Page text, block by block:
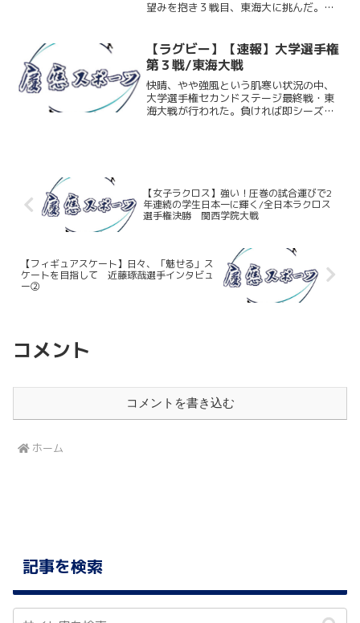
望みを抱き３戦目、東海大に挑んだ。序
勢いにのまれ、なかなか敵陣に入り込め
ない。それでも気迫のディ...
【ラグビー】【速報】大学選手権
第３戦/東海大戦
快晴、やや強風という肌寒い状況の中、
大学選手権セカンドステージ最終戦・東
海大戦が行われた。負ければ即シーズン
【女子ラクロス】強い！圧巻の試合運びで2
年連続の学生日本一に輝く/全日本ラクロス
選手権決勝 関西学院大戦
【フィギュアスケート】日々、「魅せる」ス
ケートを目指して 近藤琢哉選手インタビュ
ー②
コメント
コメントを書き込む
ホーム
記事を検索